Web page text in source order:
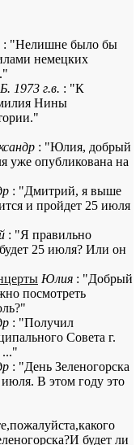
: "Нелишне было бы
немецких
1973 г.в. : "К
Нины
: "Юлия, добрый
уже опубликована на
: "Дмитрий, я выше
и пройдет 25 июля
: "Я правильно
25 июля? Или он
Юлия : "Добрый
посмотреть
: "Получил
Совета г.
..."
: "День Зеленогорска
В этом году это
будет ли